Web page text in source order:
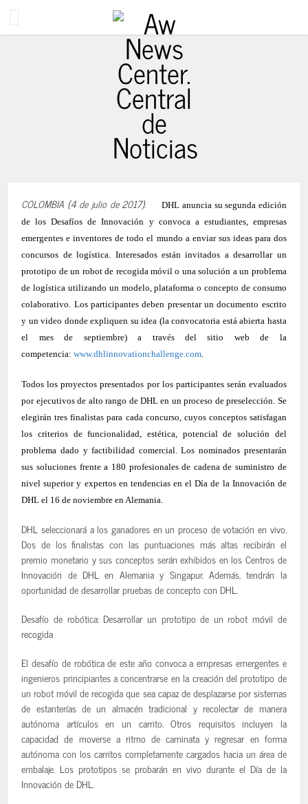
COLOMBIA (4 de julio de 2017).DHL anuncia su segunda edición
de los Desafíos de Innovación y convoca a estudiantes, empresas
emergentes e inventores de todo el mundo a enviar sus ideas para dos
concursos de logística. Interesados están invitados a desarrollar un
prototipo de un robot de recogida móvil o una solución a un problema
de logística utilizando un modelo, plataforma o concepto de consumo
colaborativo. Los participantes deben presentar un documento escrito
y un video donde expliquen su idea (la convocatoria está abierta hasta
el mes de septiembre) a través del sitio web de la
competencia:www.dhlinnovationchallenge.com.
Todos los proyectos presentados por los participantes serán evaluados
por ejecutivos de alto rango de DHL en un proceso de preselección. Se
elegirán tres finalistas para cada concurso, cuyos conceptos satisfagan
los criterios de funcionalidad, estética, potencial de solución del
problema dado y factibilidad comercial. Los nominados presentarán
sus soluciones frente a 180 profesionales de cadena de suministro de
nivel superior y expertos en tendencias en el Día de la Innovación de
DHL el 16 de noviembre en Alemania.
DHL seleccionará a los ganadores en un proceso de votación en vivo.
Dos de los finalistas con las puntuaciones más altas recibirán el
premio monetario y sus conceptos serán exhibidos en los Centros de
Innovación de DHL en Alemania y Singapur. Además, tendrán la
oportunidad de desarrollar pruebas de concepto con DHL.
Desafío de robótica: Desarrollar un prototipo de un robot móvil de
recogida
El desafío de robótica de este año convoca a empresas emergentes e
ingenieros principiantes a concentrarse en la creación del prototipo de
un robot móvil de recogida que sea capaz de desplazarse por sistemas
de estanterías de un almacén tradicional y recolectar de manera
autónoma artículos en un carrito. Otros requisitos incluyen la
capacidad de moverse a ritmo de caminata y regresar en forma
autónoma con los carritos completamente cargados hacia un área de
embalaje. Los prototipos se probarán en vivo durante el Día de la
Innovación de DHL.